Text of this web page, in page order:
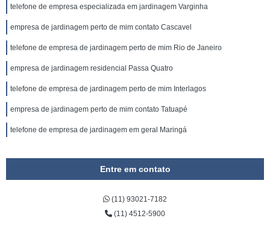
telefone de empresa especializada em jardinagem Varginha
empresa de jardinagem perto de mim contato Cascavel
telefone de empresa de jardinagem perto de mim Rio de Janeiro
empresa de jardinagem residencial Passa Quatro
telefone de empresa de jardinagem perto de mim Interlagos
empresa de jardinagem perto de mim contato Tatuapé
telefone de empresa de jardinagem em geral Maringá
Entre em contato
(11) 93021-7182
(11) 4512-5900